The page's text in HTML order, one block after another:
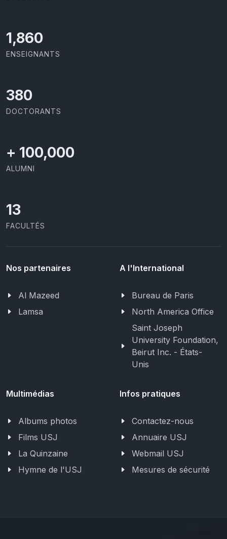
2,029
ENSEIGNANTS
414
DOCTORANTS
+ 100,000
ALUMNI
13
FACULTÉS
Nos partenaires
Al Mazeed
Lamsa
A l'International
Bureau de Paris
North America Office
Saint Joseph
University Foundation,
Beirut Inc. - États-
Unis
Multimédias
Albums photos
Films USJ
La Quinzaine
Hymne de l'USJ
Infos pratiques
Contactez-nous
Annuaire USJ
Webmail USJ
Mesures de sécurité